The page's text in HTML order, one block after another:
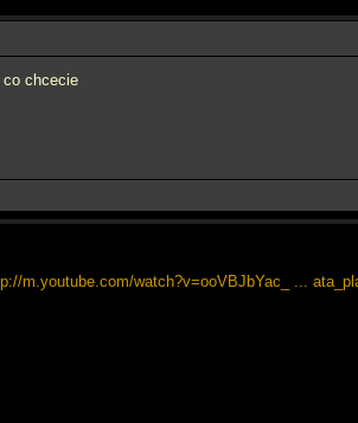
chcecie
m.youtube.com/watch?v=ooVBJbYac_ ...